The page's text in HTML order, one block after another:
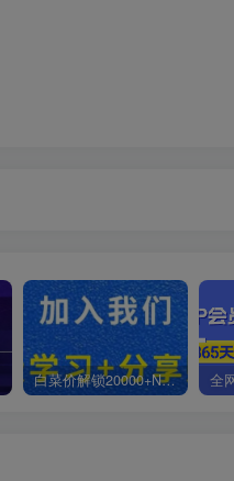
白菜价解锁20000+N个赚钱机会，加入星叙轻创会员，全站资源免费学习。